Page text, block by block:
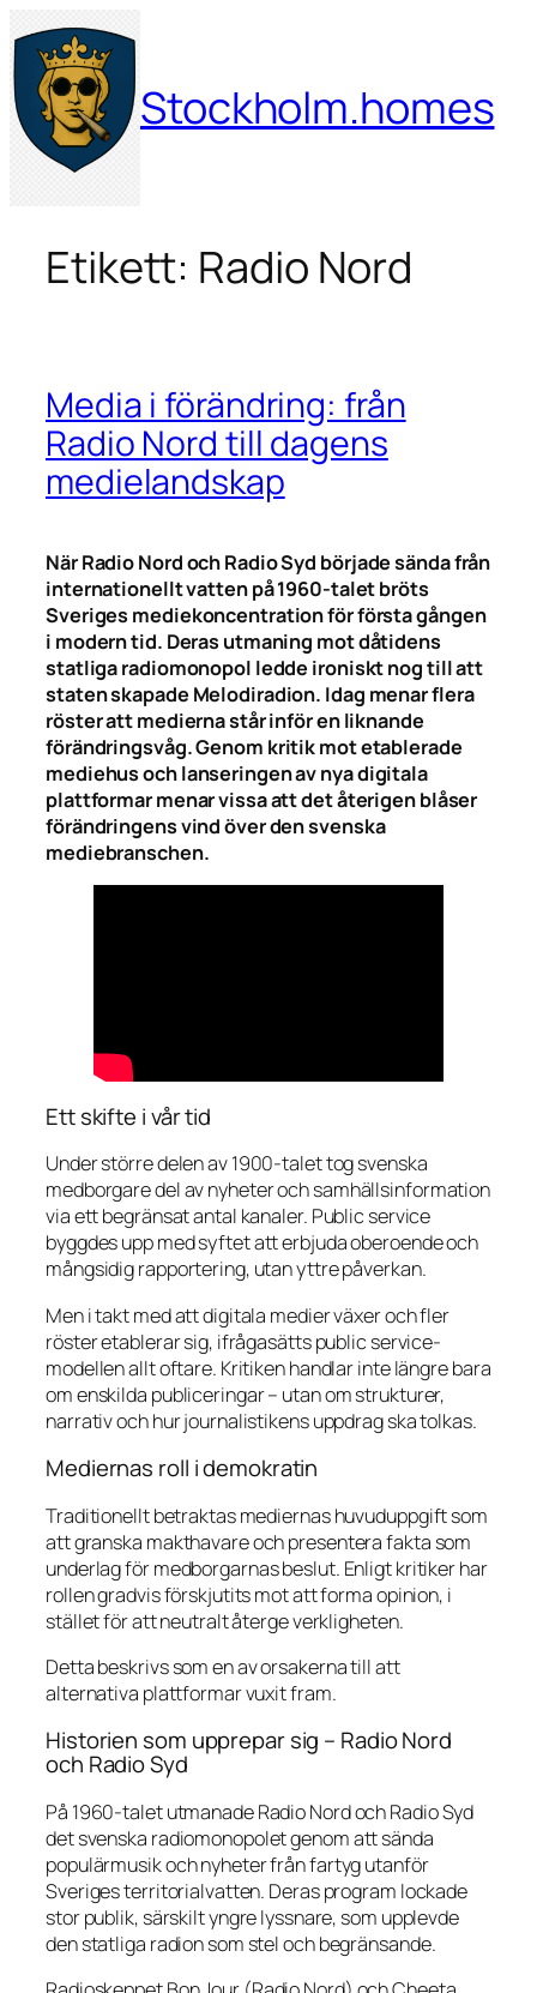
Hoppa
till
innehåll
Stockholm.homes
Etikett: Radio Nord
Media i förändring: från
Radio Nord till dagens
medielandskap
När Radio Nord och Radio Syd började sända från
internationellt vatten på 1960-talet bröts
Sveriges mediekoncentration för första gången
i modern tid. Deras utmaning mot dåtidens
statliga radiomonopol ledde ironiskt nog till att
staten skapade Melodiradion. Idag menar flera
röster att medierna står inför en liknande
förändringsvåg. Genom kritik mot etablerade
mediehus och lanseringen av nya digitala
plattformar menar vissa att det återigen blåser
förändringens vind över den svenska
mediebranschen.
Ett skifte i vår tid
Under större delen av 1900-talet tog svenska
medborgare del av nyheter och samhällsinformation
via ett begränsat antal kanaler. Public service
byggdes upp med syftet att erbjuda oberoende och
mångsidig rapportering, utan yttre påverkan.
Men i takt med att digitala medier växer och fler
röster etablerar sig, ifrågasätts public service-
modellen allt oftare. Kritiken handlar inte längre bara
om enskilda publiceringar – utan om strukturer,
narrativ och hur journalistikens uppdrag ska tolkas.
Mediernas roll i demokratin
Traditionellt betraktas mediernas huvuduppgift som
att granska makthavare och presentera fakta som
underlag för medborgarnas beslut. Enligt kritiker har
rollen gradvis förskjutits mot att forma opinion, i
stället för att neutralt återge verkligheten.
Detta beskrivs som en av orsakerna till att
alternativa plattformar vuxit fram.
Historien som upprepar sig – Radio Nord
och Radio Syd
På 1960-talet utmanade Radio Nord och Radio Syd
det svenska radiomonopolet genom att sända
populärmusik och nyheter från fartyg utanför
Sveriges territorialvatten. Deras program lockade
stor publik, särskilt yngre lyssnare, som upplevde
den statliga radion som stel och begränsande.